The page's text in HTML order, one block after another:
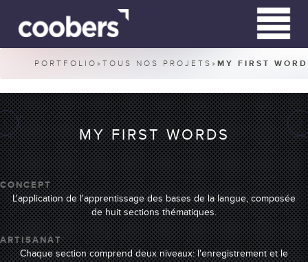
QUE FAISONS-NOUS?
CLIENTS
CONTACT
PORTFOLIO » TOUS NOS PROJETS » MY FIRST
MY FIRST WORDS
CONCEPT
L'application de l'apprentissage des bases de la langue, composée
de huit sections thématiques.
ARTISANAT
Chaque section comprend deux niveaux: l'enregistrement et le